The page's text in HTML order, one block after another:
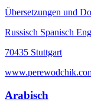
Übersetzungen und
Russisch Spanisch
70435 Stuttgart
Arabisch